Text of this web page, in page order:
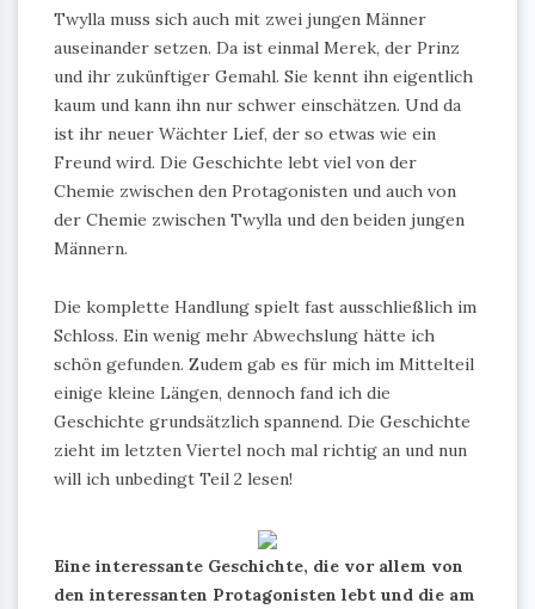
Twylla muss sich auch mit zwei jungen Männer
auseinander setzen. Da ist einmal Merek, der Prinz
und ihr zukünftiger Gemahl. Sie kennt ihn eigentlich
kaum und kann ihn nur schwer einschätzen. Und da
ist ihr neuer Wächter Lief, der so etwas wie ein
Freund wird. Die Geschichte lebt viel von der
Chemie zwischen den Protagonisten und auch von
der Chemie zwischen Twylla und den beiden jungen
Männern.
Die komplette Handlung spielt fast ausschließlich im
Schloss. Ein wenig mehr Abwechslung hätte ich
schön gefunden. Zudem gab es für mich im Mittelteil
einige kleine Längen, dennoch fand ich die
Geschichte grundsätzlich spannend. Die Geschichte
zieht im letzten Viertel noch mal richtig an und nun
will ich unbedingt Teil 2 lesen!
Eine interessante Geschichte, die vor allem von
den interessanten Protagonisten lebt und die am